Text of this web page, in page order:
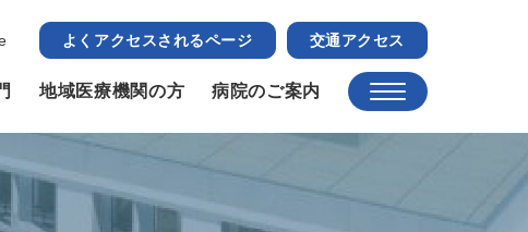
よくアクセスされるページ 交通アクセス
地域医療機関の方 病院のご案内